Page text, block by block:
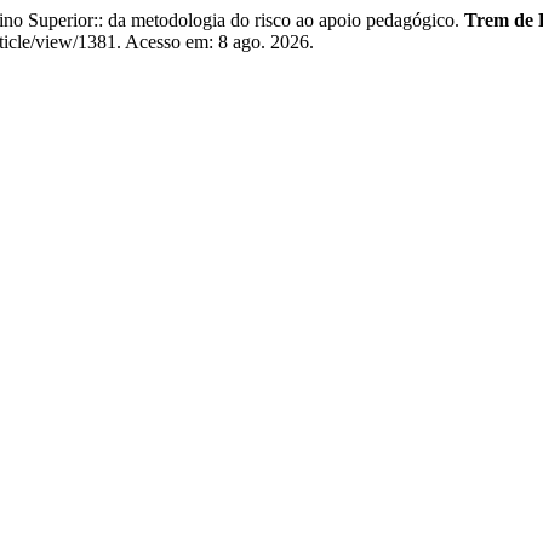
Superior:: da metodologia do risco ao apoio pedagógico. Trem de
view/1381. Acesso em: 8 ago. 2026.